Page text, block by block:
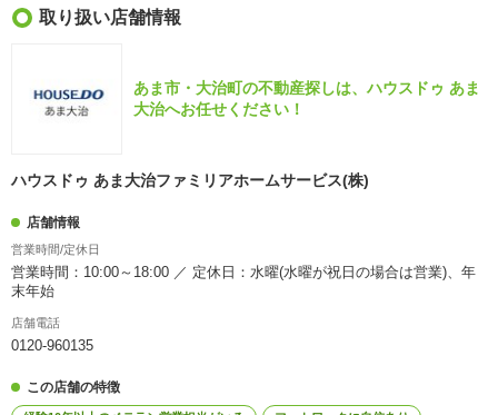
取り扱い店舗情報
あま市・大治町の不動産探しは、ハウスドゥ あま
大治へお任せください！
ハウスドゥ あま大治ファミリアホームサービス(株)
店舗情報
営業時間/定休日
営業時間：10:00～18:00 ／ 定休日：水曜(水曜が祝日の場合は営業)、年
末年始
店舗電話
0120-960135
この店舗の特徴